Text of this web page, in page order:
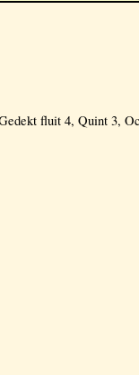
fluit 4, Quint 3,